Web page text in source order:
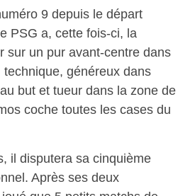
9 depuis le départ
PSG a, cette fois-ci, la
sur un pur avant-centre dans
généreux dans
au but et tueur dans la zone de
coche toutes les cases du
il disputera sa cinquième
Après ses deux